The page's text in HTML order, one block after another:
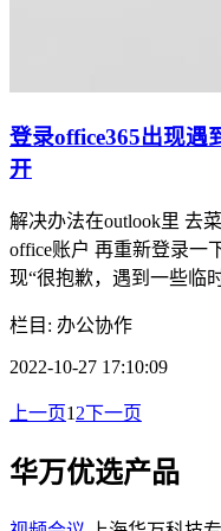
登录office365出现遇
开
解决办法在outlook里 去
office账户 再重新登录一
现“很抱歉，遇到一些临
栏目: 办公协作
2022-10-27 17:10:09
上一页1 2下一页
华万优选产品